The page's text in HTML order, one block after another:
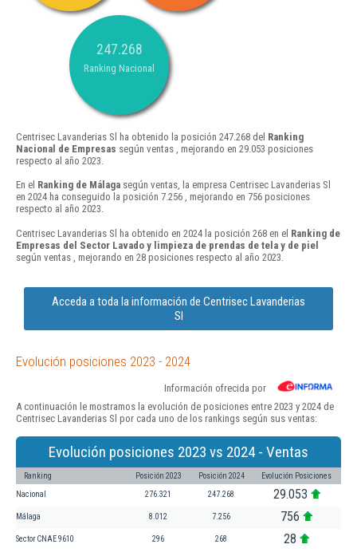
247.268
Ranking Nacional
Centrisec Lavanderias Sl ha obtenido la posición 247.268 del Ranking
Nacional de Empresas según ventas , mejorando en 29.053 posiciones
respecto al año 2023.
En el Ranking de Málaga según ventas, la empresa Centrisec Lavanderias Sl
en 2024 ha conseguido la posición 7.256 , mejorando en 756 posiciones
respecto al año 2023.
Centrisec Lavanderias Sl ha obtenido en 2024 la posición 268 en el Ranking de
Empresas del Sector Lavado y limpieza de prendas de tela y de piel
según ventas , mejorando en 28 posiciones respecto al año 2023.
Acceda a toda la información de Centrisec Lavanderias
Sl
Evolución posiciones 2023 - 2024
Información ofrecida por
A continuación le mostramos la evolución de posiciones entre 2023 y 2024 de
Centrisec Lavanderias Sl por cada uno de los rankings según sus ventas:
Evolución posiciones 2023 vs 2024 - Ventas
Ranking Posición 2023 Posición 2024 Evolución Posiciones
Nacional 276.321 247.268 29.053
Málaga 8.012 7.256 756
Sector CNAE 9610 296 268 28